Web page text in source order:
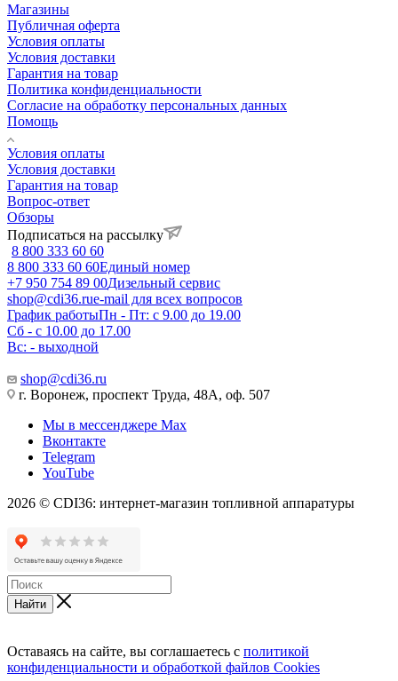
Магазины
Публичная оферта
Условия оплаты
Условия доставки
Гарантия на товар
Политика конфиденциальности
Согласие на обработку персональных данных
Помощь
Условия оплаты
Условия доставки
Гарантия на товар
Вопрос-ответ
Обзоры
Подписаться на рассылку
8 800 333 60 60
8 800 333 60 60Единый номер
+7 950 754 89 00Дизельный сервис
shop@cdi36.rue-mail для всех вопросов
График работыПн - Пт: с 9.00 до 19.00
Сб - с 10.00 до 17.00
Вс: - выходной
shop@cdi36.ru
г. Воронеж, проспект Труда, 48А, оф. 507
Мы в мессенджере Max
Вконтакте
Telegram
YouTube
2026 © CDI36: интернет-магазин топливной аппаратуры
Найти
Оставаясь на сайте, вы соглашаетесь с политикой
конфиденциальности и обработкой файлов Cookies